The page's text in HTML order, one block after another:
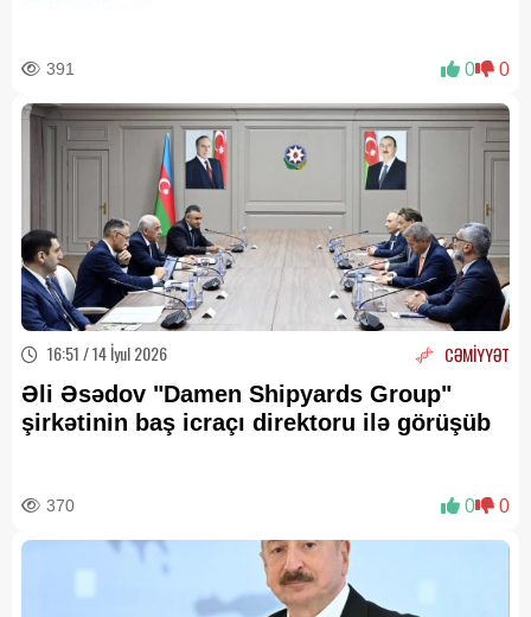
391 0 0
16:51 / 14 İyul 2026 CƏMİYYƏT
Əli Əsədov "Damen Shipyards Group"
şirkətinin baş icraçı direktoru ilə görüşüb
370 0 0